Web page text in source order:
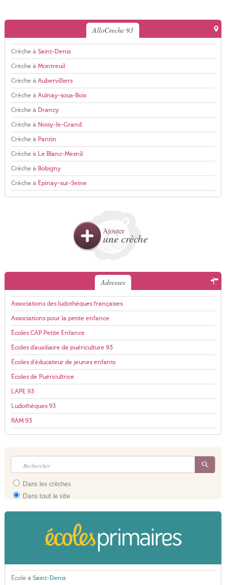
AlloCreche 93
Crèche à Saint-Denis
Crèche à Montreuil
Crèche à Aubervilliers
Crèche à Aulnay-sous-Bois
Crèche à Drancy
Crèche à Noisy-le-Grand
Crèche à Pantin
Crèche à Le Blanc-Mesnil
Crèche à Bobigny
Crèche à Épinay-sur-Seine
Ajouter
une crèche
Adresses
Associations des ludothèques françaises
Associations pour la petite enfance
Écoles CAP Petite Enfance
Écoles d'auxiliaire de puériculture 93
Écoles d'éducateur de jeunes enfants
Écoles de Puéricultrice
LAPE 93
Ludothèques 93
RAM 93
Dans les crèches
Dans tout le site
École à Saint-Denis